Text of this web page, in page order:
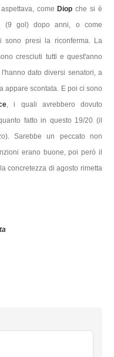
come Diopche si è
(9 gol) dopo anni, o come
sono presi la riconferma. La
cresciuti tutti e quest'anno
dato diversi senatori, a
appare scontata. E poi ci sono
, i quali avrebbero dovuto
fatto in questo 19/20 (il
Sarebbe un peccato non
erano buone, poi però il
concretezza di agosto rimetta